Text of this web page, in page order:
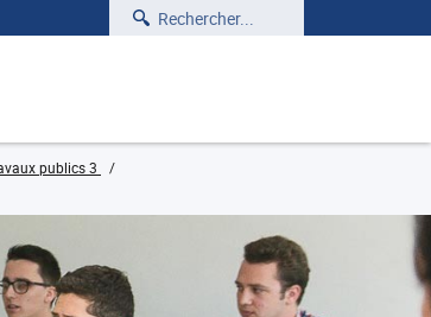
Rechercher
publics 3